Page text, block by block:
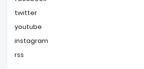
twitter
youtube
instagram
rss